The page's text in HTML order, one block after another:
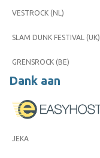
VESTROCK (NL)
SLAM DUNK FESTIVAL (UK)
GRENSROCK (BE)
Dank aan
JEKA